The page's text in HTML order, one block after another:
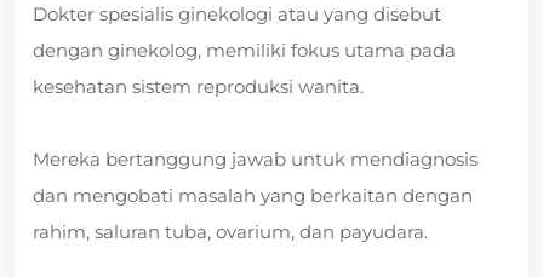
Dokter spesialis ginekologi atau yang disebut
dengan ginekolog, memiliki fokus utama pada
kesehatan sistem reproduksi wanita.
Mereka bertanggung jawab untuk mendiagnosis
dan mengobati masalah yang berkaitan dengan
rahim, saluran tuba, ovarium, dan payudara.